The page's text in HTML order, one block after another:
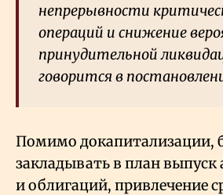
непрерывности
операций и снижение
принудительной
говорится в
Помимо докапитализации,
закладывать в план выпуск
и облигаций, привлечение